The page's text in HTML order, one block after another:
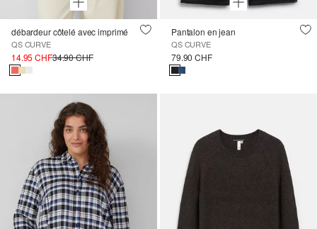
débardeur côtelé avec imprimé
QS CURVE
14.95 CHF34.90 CHF
Pantalon en jean
QS CURVE
79.90 CHF